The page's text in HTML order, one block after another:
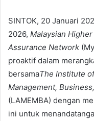
SINTOK, 20 Januari
2026, Malaysian
Assurance Network
proaktif dalam
bersamaThe Institute
Management,
(LAMEMBA) dengan
ini untuk